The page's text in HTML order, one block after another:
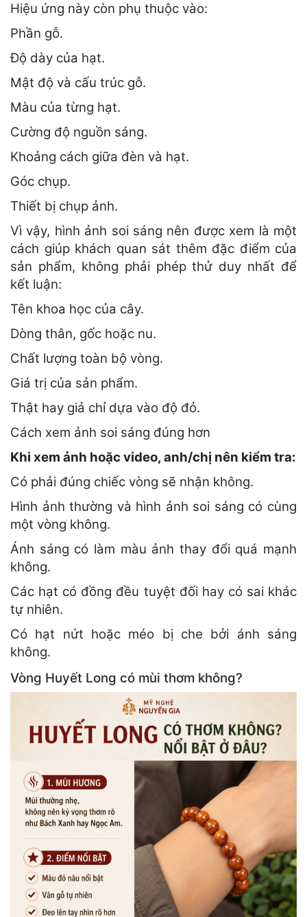
Hiệu ứng này còn phụ thuộc vào:
Phần gỗ.
Độ dày của hạt.
Mật độ và cấu trúc gỗ.
Màu của từng hạt.
Cường độ nguồn sáng.
Khoảng cách giữa đèn và hạt.
Góc chụp.
Thiết bị chụp ảnh.
Vì vậy, hình ảnh soi sáng nên được xem là một
cách giúp khách quan sát thêm đặc điểm của
sản phẩm, không phải phép thử duy nhất để
kết luận:
Tên khoa học của cây.
Dòng thân, gốc hoặc nu.
Chất lượng toàn bộ vòng.
Giá trị của sản phẩm.
Thật hay giả chỉ dựa vào độ đỏ.
Cách xem ảnh soi sáng đúng hơn
Khi xem ảnh hoặc video, anh/chị nên kiểm tra:
Có phải đúng chiếc vòng sẽ nhận không.
Hình ảnh thường và hình ảnh soi sáng có cùng
một vòng không.
Ánh sáng có làm màu ảnh thay đổi quá mạnh
không.
Các hạt có đồng đều tuyệt đối hay có sai khác
tự nhiên.
Có hạt nứt hoặc méo bị che bởi ánh sáng
không.
Vòng Huyết Long có mùi thơm không?